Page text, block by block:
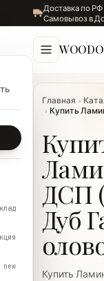
Доставка по
Самовывоз в
Главная ›
› Купить
ДСП
Дуб
Купить
new